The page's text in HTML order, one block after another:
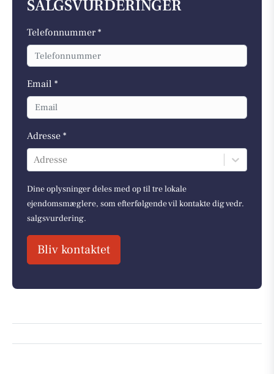
SALGSVURDERINGER
Telefonnummer *
Email *
Adresse *
Adresse
Dine oplysninger deles med op til tre lokale
ejendomsmæglere, som efterfølgende vil kontakte dig vedr.
salgsvurdering.
Bliv kontaktet